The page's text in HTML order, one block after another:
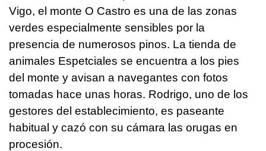
Vigo, el monte O Castro es una de las zonas
verdes especialmente sensibles por la
presencia de numerosos pinos. La tienda de
animales Espetciales se encuentra a los pies
del monte y avisan a navegantes con fotos
tomadas hace unas horas. Rodrigo, uno de los
gestores del establecimiento, es paseante
habitual y cazó con su cámara las orugas en
procesión.